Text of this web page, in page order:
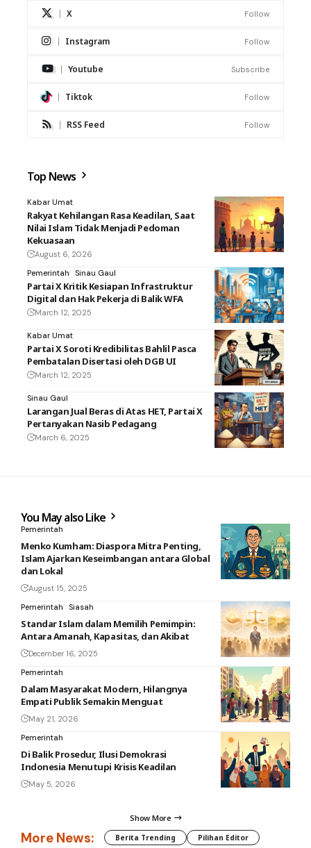
X Follow
Instagram Follow
Youtube Subscribe
Tiktok Follow
RSS Feed Follow
Top News
Kabar Umat
Rakyat Kehilangan Rasa Keadilan, Saat
Nilai Islam Tidak Menjadi Pedoman
Kekuasaan
August 6, 2026
Pemerintah
Sinau Gaul
Partai X Kritik Kesiapan Infrastruktur
Digital dan Hak Pekerja di Balik WFA
March 12, 2025
Kabar Umat
Partai X Soroti Kredibilitas Bahlil Pasca
Pembatalan Disertasi oleh DGB UI
March 12, 2025
Sinau Gaul
Larangan Jual Beras di Atas HET, Partai X
Pertanyakan Nasib Pedagang
March 6, 2025
You May also Like
Pemerintah
Menko Kumham: Diaspora Mitra Penting,
Islam Ajarkan Keseimbangan antara Global
dan Lokal
August 15, 2025
Pemerintah
Siasah
Standar Islam dalam Memilih Pemimpin:
Antara Amanah, Kapasitas, dan Akibat
December 16, 2025
Pemerintah
Dalam Masyarakat Modern, Hilangnya
Empati Publik Semakin Menguat
May 21, 2026
Pemerintah
Di Balik Prosedur, Ilusi Demokrasi
Indonesia Menutupi Krisis Keadilan
May 5, 2026
Show More
More News: Berita Trending Pilihan Editor